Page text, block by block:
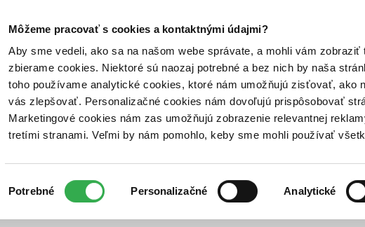
Môžeme pracovať s cookies a kontaktnými údajmi?
Aby sme vedeli, ako sa na našom webe správate, a mohli vám zobraziť
zbierame cookies. Niektoré sú naozaj potrebné a bez nich by naša
toho používame analytické cookies, ktoré nám umožňujú zisťovať, ako
vás zlepšovať. Personalizačné cookies nám dovoľujú prispôsobovať
Marketingové cookies nám zas umožňujú zobrazenie relevantnej
tretími stranami. Veľmi by nám pomohlo, keby sme mohli používať
súhlasu
Potrebné Personalizačné Analytické
Poukážky Kontakt